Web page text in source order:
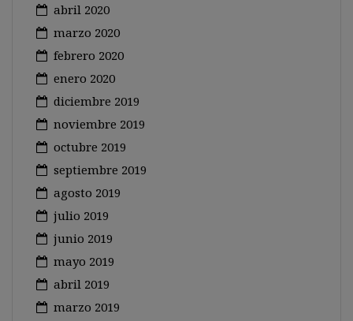
abril 2020
marzo 2020
febrero 2020
enero 2020
diciembre 2019
noviembre 2019
octubre 2019
septiembre 2019
agosto 2019
julio 2019
junio 2019
mayo 2019
abril 2019
marzo 2019